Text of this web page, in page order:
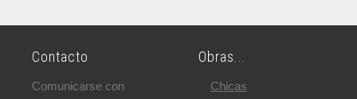
Contacto
Comunicarse con
Obras...
Chicas